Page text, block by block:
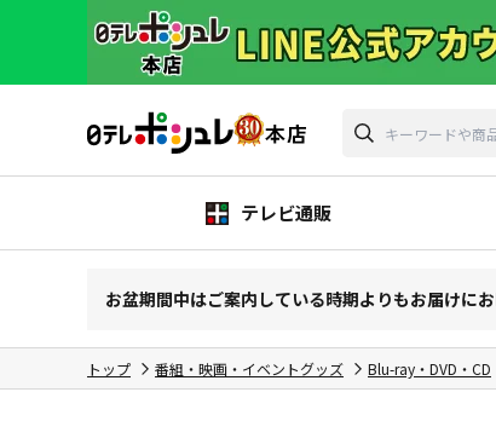
テレビ通販
お盆期間中はご案内している時期よりもお届けに
トップ 番組・映画・イベントグッズ Blu-ray・DVD・CD